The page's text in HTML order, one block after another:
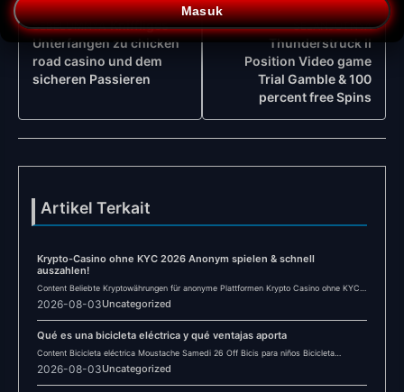
Navigasi
Post
SEBELUMNYA Kniffliges
Unterfangen zu chicken
road casino und dem
sicheren Passieren
SELANJUTNYA
Thunderstruck II
Position Video game
Trial Gamble & 100
percent free Spins
Artikel Terkait
Krypto-Casino ohne KYC 2026 Anonym spielen & schnell
auszahlen!
Content Beliebte Kryptowährungen für anonyme Plattformen Krypto Casino ohne KYC
2026-08-03Uncategorized
Qué es una bicicleta eléctrica y qué ventajas aporta
Content Bicicleta eléctrica Moustache Samedi 26 Off Bicis para niños Bicicleta
2026-08-03Uncategorized
Masuk